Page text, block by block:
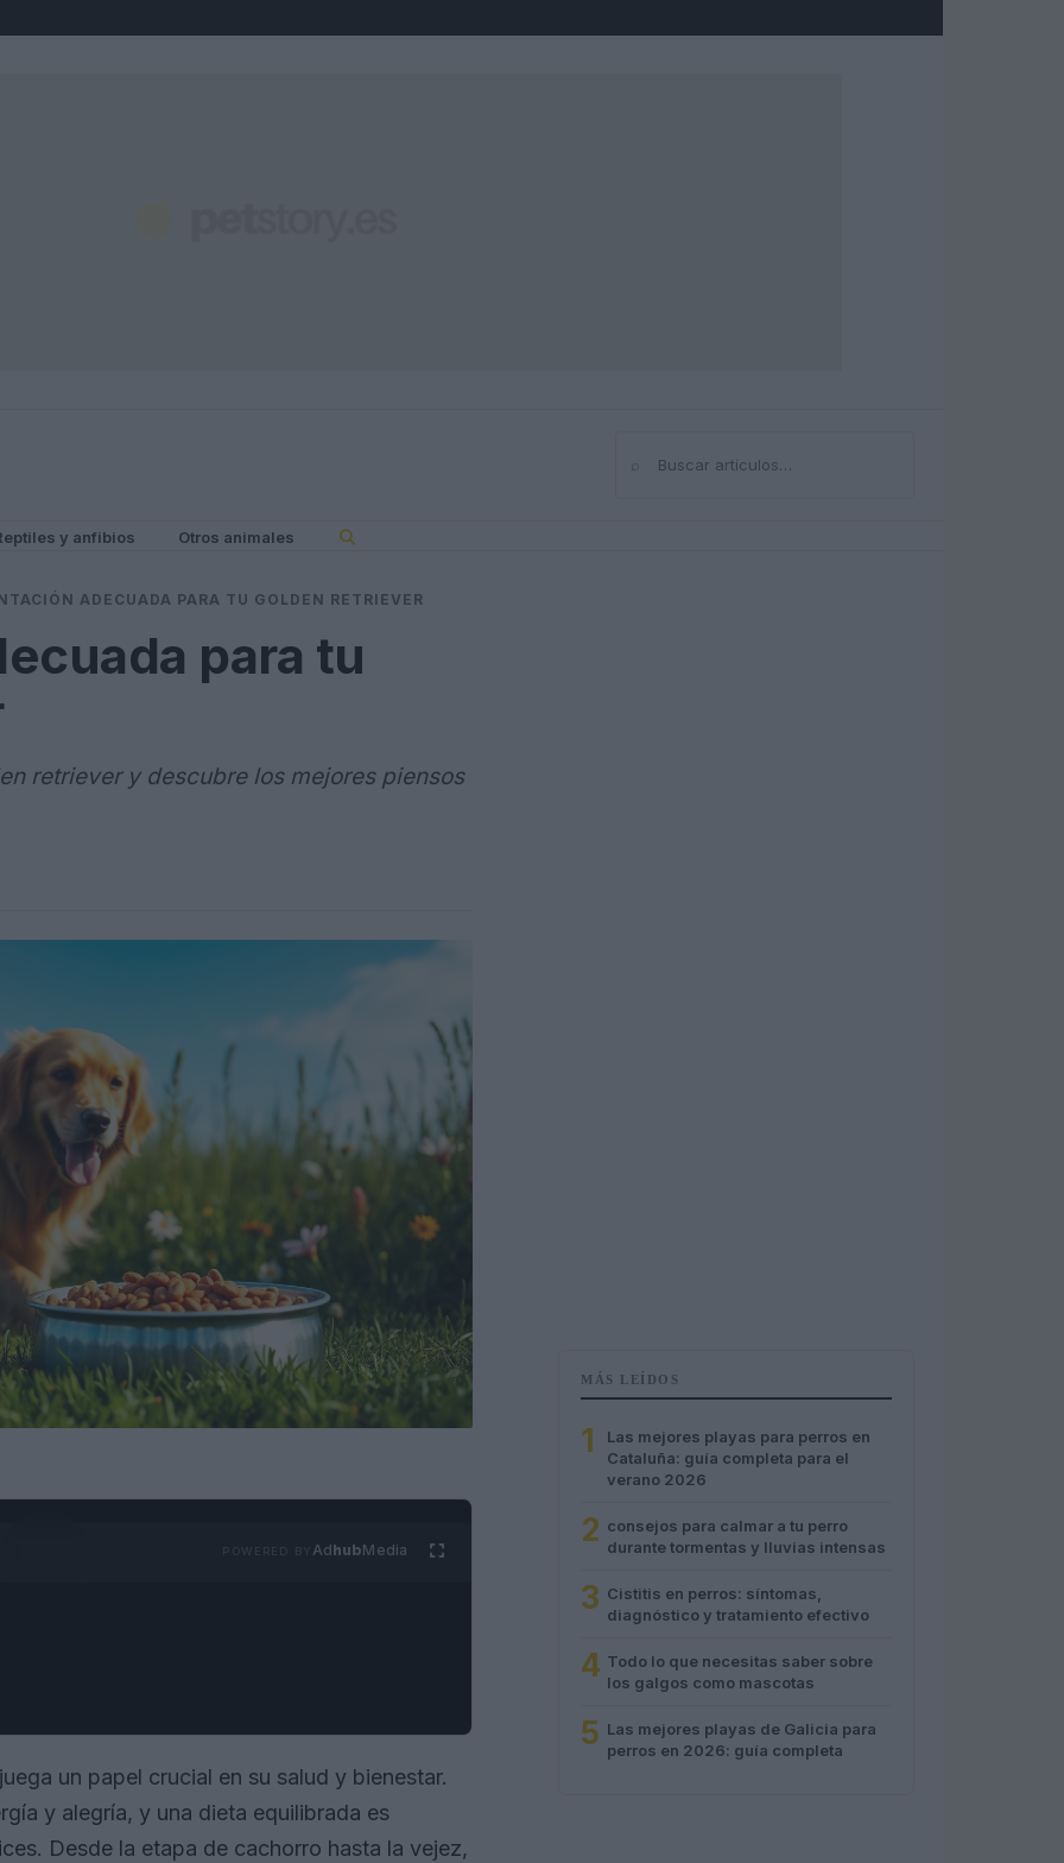
Buscar
y anfibios Otros animales
ADECUADA PARA TU GOLDEN RETRIEVER
para tu
retriever y descubre los mejores piensos
AdhubMedia
un papel crucial en su salud y bienestar.
y alegría, y una dieta equilibrada es
Desde la etapa de cachorro hasta la vejez,
MÁS LEÍDOS
1
Las mejores playas para perros en
Cataluña: guía completa para el
verano 2026
2 consejos para calmar a tu perro
durante tormentas y lluvias intensas
3 Cistitis en perros: síntomas,
diagnóstico y tratamiento efectivo
4 Todo lo que necesitas saber sobre
los galgos como mascotas
5 Las mejores playas de Galicia para
perros en 2026: guía completa